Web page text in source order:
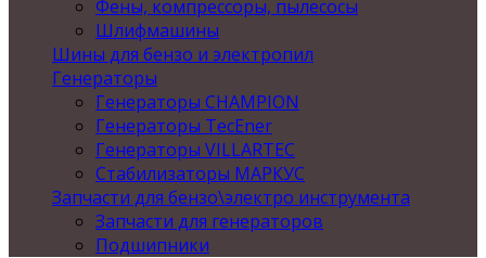
Фены, компрессоры, пылесосы
Шлифмашины
Шины для бензо и электропил
Генераторы
Генераторы CHAMPION
Генераторы TecEner
Генераторы VILLARTEC
Стабилизаторы МАРКУС
Запчасти для бензо\электро инструмента
Запчасти для генераторов
Подшипники